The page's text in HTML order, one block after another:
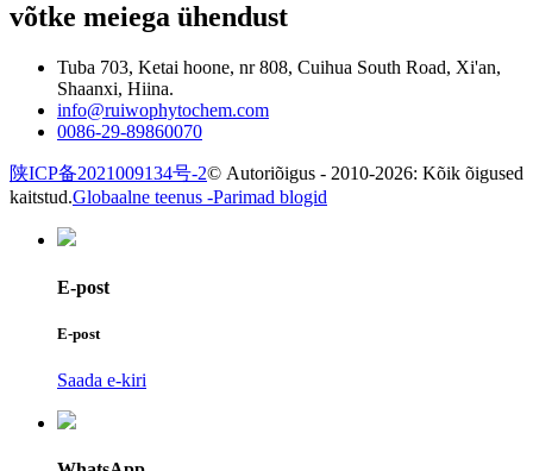
võtke meiega ühendust
Tuba 703, Ketai hoone, nr 808, Cuihua South Road, Xi'an,
Shaanxi, Hiina.
info@ruiwophytochem.com
0086-29-89860070
陕ICP备2021009134号-2© Autoriõigus - 2010-2026: Kõik õigused
kaitstud.Globaalne teenus -Parimad blogid
E-post
E-post
Saada e-kiri